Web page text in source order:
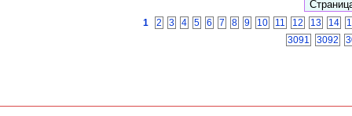
1 2 3 4 5 6 7 8 9 10 11 12 13 14
3091
3092